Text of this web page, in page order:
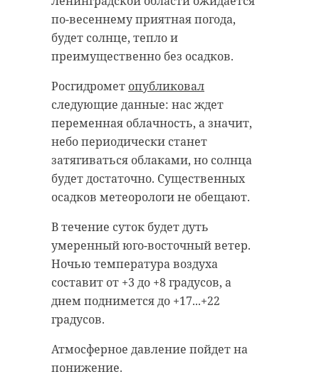
по-весеннему приятная погода,
будет солнце, тепло и
преимущественно без осадков.
Росгидромет опубликовал
следующие данные: нас ждет
переменная облачность, а значит,
небо периодически станет
затягиваться облаками, но солнца
будет достаточно. Существенных
осадков метеорологи не обещают.
В течение суток будет дуть
умеренный юго-восточный ветер.
Ночью температура воздуха
составит от +3 до +8 градусов, а
днем поднимется до +17...+22
градусов.
Атмосферное давление пойдет на
понижение.